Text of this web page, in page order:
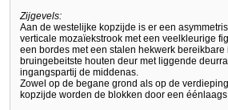
Zijgevels:
Aan de westelijke kopzijde is er een
verticale mozaïekstrook met een veelkleurige
een bordes met een stalen hekwerk
bruingebeitste houten deur met liggende
ingangspartij de middenas.
Zowel op de begane grond als op de
kopzijde worden de blokken door een